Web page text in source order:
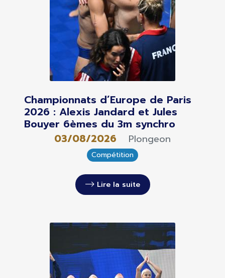
Championnats d’Europe de Paris
2026 : Alexis Jandard et Jules
Bouyer 6èmes du 3m synchro
03/08/2026 Plongeon
Compétition
Lire la suite